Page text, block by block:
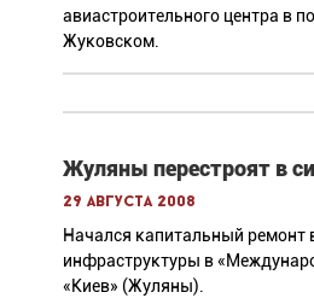
авиастроительного центра в
Жуковском.
Жуляны перестроят в
29 августа 2008
Начался капитальный ремонт
инфраструктуры в
«Киев» (Жуляны).